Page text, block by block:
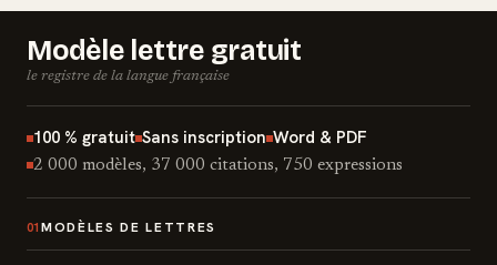
Modèle lettre gratuit
le registre de la langue française
100 % gratuit Sans inscription Word & PDF
2 000 modèles, 37 000 citations, 750 expressions
01 MODÈLES DE LETTRES